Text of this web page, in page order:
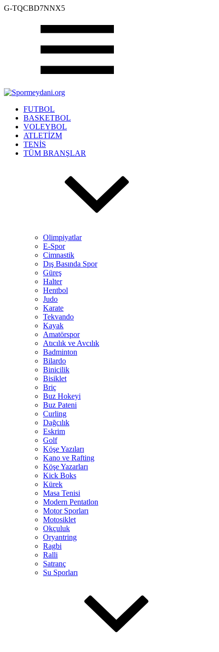
G-TQCBD7NNX5
FUTBOL
BASKETBOL
VOLEYBOL
ATLETİZM
TENİS
TÜM BRANŞLAR
Olimpiyatlar
E-Spor
Cimnastik
Dış Basında Spor
Güreş
Halter
Hentbol
Judo
Karate
Tekvando
Kayak
Amatörspor
Atıcılık ve Avcılık
Badminton
Bilardo
Binicilik
Bisiklet
Briç
Buz Hokeyi
Buz Pateni
Curling
Dağcılık
Eskrim
Golf
Köşe Yazıları
Kano ve Rafting
Köşe Yazarları
Kick Boks
Kürek
Masa Tenisi
Modern Pentatlon
Motor Sporları
Motosiklet
Okçuluk
Oryantring
Ragbi
Ralli
Satranç
Su Sporları